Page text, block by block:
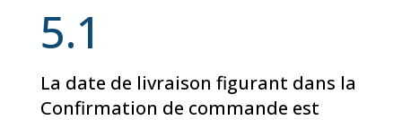
5.1
La date de livraison figurant dans la
Confirmation de commande est